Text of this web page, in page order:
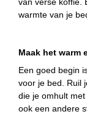
warmte van je
Maak het warm
Een goed begin
voor je bed. Ruil
die je omhult met
ook een andere